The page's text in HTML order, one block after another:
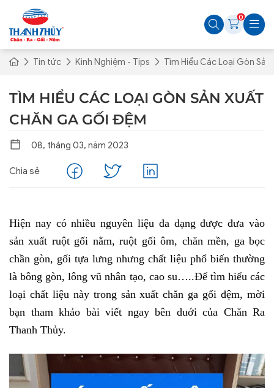
0
Tin tức Kinh Nghiệm - Tips Tìm Hiểu Các Loại Gòn
TÌM HIỂU CÁC LOẠI GÒN SẢN XUẤT
CHĂN GA GỐI ĐỆM
08, tháng 03, năm 2023
Chia sẻ
Hiện nay có nhiều nguyên liệu đa dạng được đưa vào
sản xuất ruột gối nằm, ruột gối ôm, chăn mền, ga bọc
chần gòn, gối tựa lưng nhưng chất liệu phổ biến thường
là bông gòn, lông vũ nhân tạo, cao su…..Để tìm hiểu các
loại chất liệu này trong sản xuất chăn ga gối đệm, mời
bạn tham khảo bài viết ngay bên duới của Chăn Ra
Thanh Thủy.